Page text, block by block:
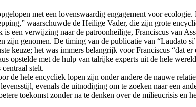
met een lovenswaardig engagement voor
waarschuwde de Heilige Vader, die zijn grote
is een verwijzing naar de patroonheilige, Franciscus van
zijn genomen. De timing van de publicatie van “Laudato
keuze; het was immers belangrijk voor Franciscus “dat
opstelde met de hulp van talrijke experts uit de hele
stelt.
de hele encycliek lopen zijn onder andere de nauwe
evenals de uitnodiging om te zoeken naar een
toekomst zonder na te denken over de milieucrisis en